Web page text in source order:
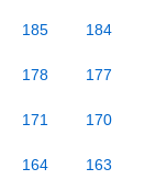
185 184
178 177
171 170
164 163